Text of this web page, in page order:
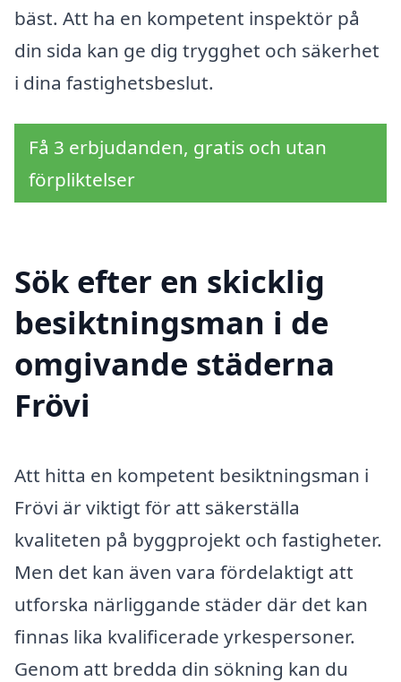
bäst. Att ha en kompetent inspektör på
din sida kan ge dig trygghet och säkerhet
i dina fastighetsbeslut.
Få 3 erbjudanden, gratis och utan
förpliktelser
Sök efter en skicklig
besiktningsman i de
omgivande städerna
Frövi
Att hitta en kompetent besiktningsman i
Frövi är viktigt för att säkerställa
kvaliteten på byggprojekt och fastigheter.
Men det kan även vara fördelaktigt att
utforska närliggande städer där det kan
finnas lika kvalificerade yrkespersoner.
Genom att bredda din sökning kan du